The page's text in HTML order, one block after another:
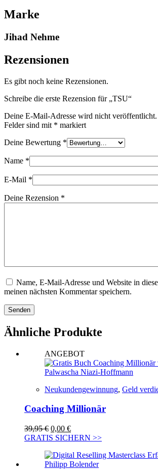
Marke
Jihad Nehme
Rezensionen
Es gibt noch keine Rezensionen.
Schreibe die erste Rezension für „TSU“
Deine E-Mail-Adresse wird nicht veröffentlicht.
Felder sind mit * markiert
Deine Bewertung *
Name *
E-Mail *
Deine Rezension *
Name, E-Mail-Adresse und Website in
meinen nächsten Kommentar speichern.
Senden
Ähnliche Produkte
ANGEBOT
Neukundengewinnung, Geld
Coaching Millionär
39,95€ Ursprünglicher
Preis
39,95 €
0,00 €Aktueller
Preis
0,00 €.
GRATIS SICHERN >>